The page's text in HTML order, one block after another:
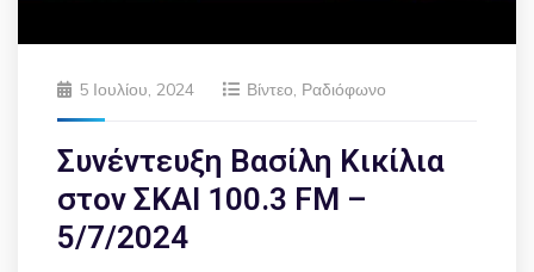
5 Ιουλίου, 2024 Βίντεο, Ραδιόφωνο
Συνέντευξη Βασίλη Κικίλια
στον ΣΚΑΙ 100.3 FM –
5/7/2024